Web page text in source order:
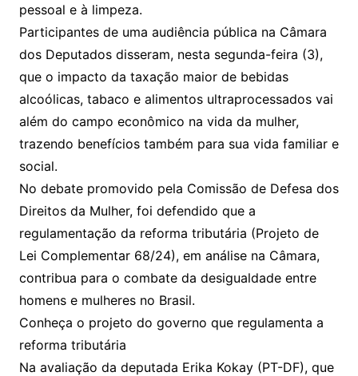
pessoal e à limpeza.
Participantes de uma audiência pública na Câmara
dos Deputados disseram, nesta segunda-feira (3),
que o impacto da taxação maior de bebidas
alcoólicas, tabaco e alimentos ultraprocessados vai
além do campo econômico na vida da mulher,
trazendo benefícios também para sua vida familiar e
social.
No debate promovido pela Comissão de Defesa dos
Direitos da Mulher, foi defendido que a
regulamentação da reforma tributária (Projeto de
Lei Complementar 68/24), em análise na Câmara,
contribua para o combate da desigualdade entre
homens e mulheres no Brasil.
Conheça o projeto do governo que regulamenta a
reforma tributária
Na avaliação da deputada Erika Kokay (PT-DF), que